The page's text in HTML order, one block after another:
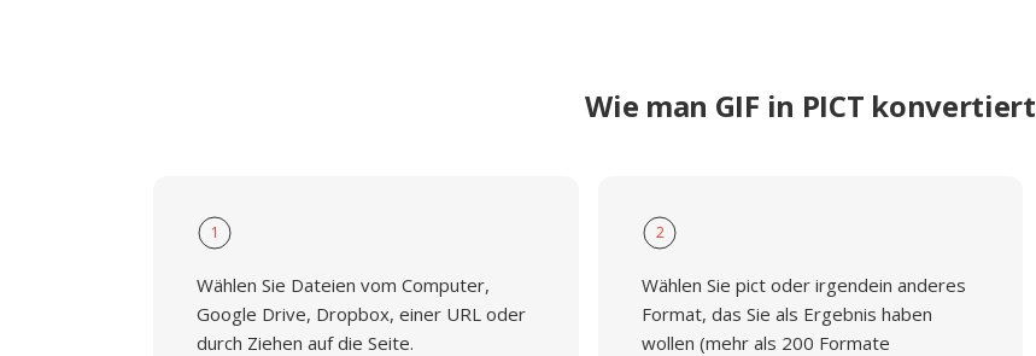
Wie man GIF in PICT konvertiert
1
Wählen Sie Dateien vom Computer,
Google Drive, Dropbox, einer URL oder
durch Ziehen auf die Seite.
2
Wählen Sie pict oder irgendein anderes
Format, das Sie als Ergebnis haben
wollen (mehr als 200 Formate